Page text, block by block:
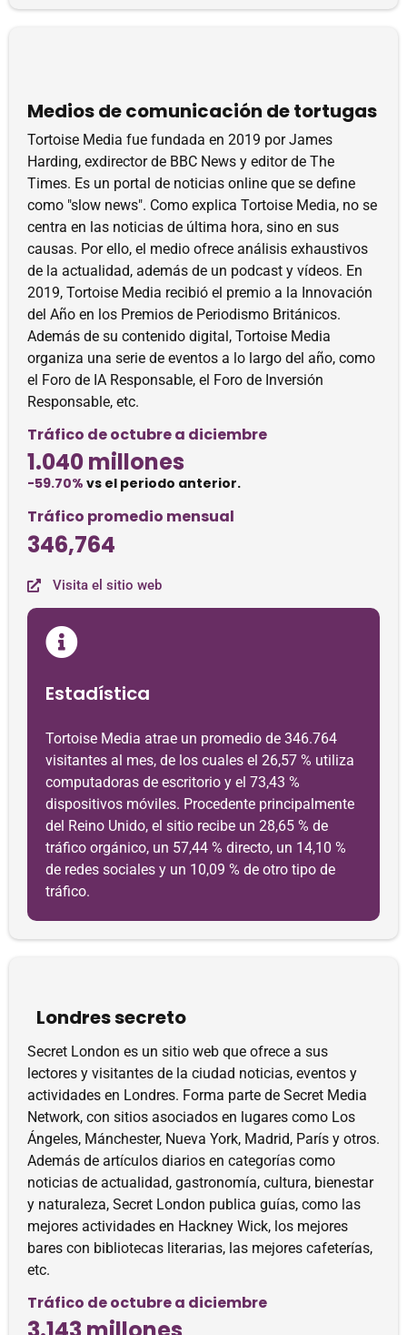
Medios de comunicación de tortugas
Tortoise Media fue fundada en 2019 por James
Harding, exdirector de BBC News y editor de The
Times. Es un portal de noticias online que se define
como "slow news". Como explica Tortoise Media, no se
centra en las noticias de última hora, sino en sus
causas. Por ello, el medio ofrece análisis exhaustivos
de la actualidad, además de un podcast y vídeos. En
2019, Tortoise Media recibió el premio a la Innovación
del Año en los Premios de Periodismo Británicos.
Además de su contenido digital, Tortoise Media
organiza una serie de eventos a lo largo del año, como
el Foro de IA Responsable, el Foro de Inversión
Responsable, etc.
Tráfico de octubre a diciembre
1.040 millones
-59.70% vs el periodo anterior.
Tráfico promedio mensual
346,764
Visita el sitio web
Estadística
Tortoise Media atrae un promedio de 346.764
visitantes al mes, de los cuales el 26,57 % utiliza
computadoras de escritorio y el 73,43 %
dispositivos móviles. Procedente principalmente
del Reino Unido, el sitio recibe un 28,65 % de
tráfico orgánico, un 57,44 % directo, un 14,10 %
de redes sociales y un 10,09 % de otro tipo de
tráfico.
Londres secreto
Secret London es un sitio web que ofrece a sus
lectores y visitantes de la ciudad noticias, eventos y
actividades en Londres. Forma parte de Secret Media
Network, con sitios asociados en lugares como Los
Ángeles, Mánchester, Nueva York, Madrid, París y otros.
Además de artículos diarios en categorías como
noticias de actualidad, gastronomía, cultura, bienestar
y naturaleza, Secret London publica guías, como las
mejores actividades en Hackney Wick, los mejores
bares con bibliotecas literarias, las mejores cafeterías,
etc.
Tráfico de octubre a diciembre